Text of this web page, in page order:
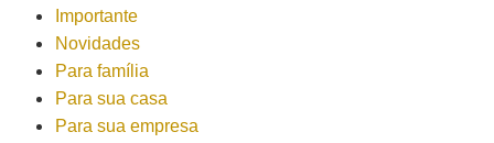
Importante
Novidades
Para família
Para sua casa
Para sua empresa